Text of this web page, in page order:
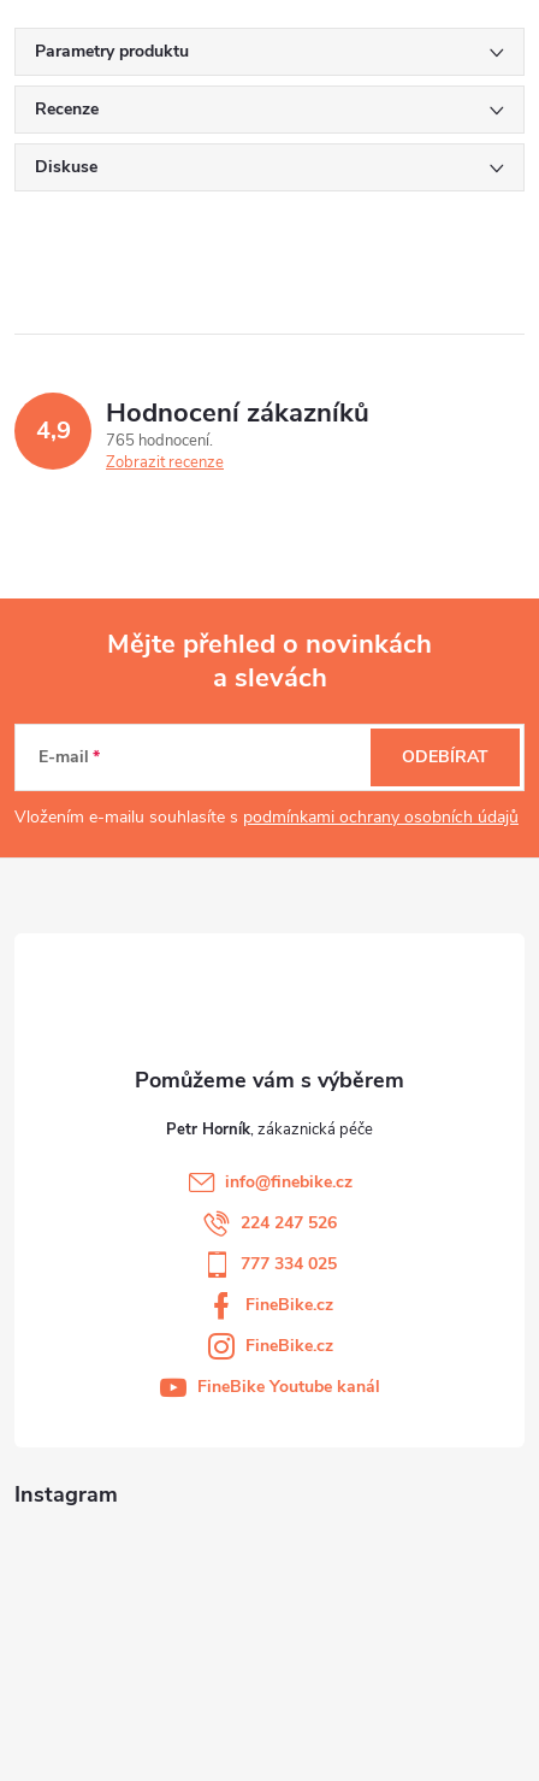
Parametry produktu
Recenze
Diskuse
4,9 Hodnocení zákazníků
765 hodnocení
Zobrazit recenze
p
a
Mějte přehled o novinkách
a slevách
E-mail
Vložením e-mailu souhlasíte s podmínkami ochrany osobních údajů
ODEBÍRAT
Instagram
Petr Horník
info@finebike.cz
224 247 526
777 334 025
FineBike.cz
FineBike.cz
FineBike Youtube kanál